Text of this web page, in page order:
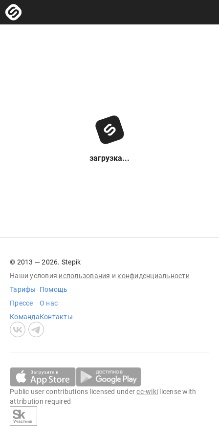
загрузка...
© 2013 — 2026. Stepik
Наши условия использования и конфиденциальности
Тарифы
Прессе
Команда
Помощь
О нас
Контакты
Public user contributions licensed undercc-wiki license with
attribution required